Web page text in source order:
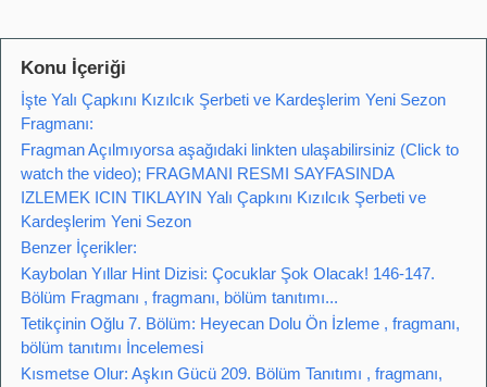
Konu İçeriği
İşte Yalı Çapkını Kızılcık Şerbeti ve Kardeşlerim Yeni Sezon
Fragmanı:
Fragman Açılmıyorsa aşağıdaki linkten ulaşabilirsiniz (Click to
watch the video); FRAGMANI RESMI SAYFASINDA
IZLEMEK ICIN TIKLAYIN Yalı Çapkını Kızılcık Şerbeti ve
Kardeşlerim Yeni Sezon
Benzer İçerikler:
Kaybolan Yıllar Hint Dizisi: Çocuklar Şok Olacak! 146-147.
Bölüm Fragmanı , fragmanı, bölüm tanıtımı...
Tetikçinin Oğlu 7. Bölüm: Heyecan Dolu Ön İzleme , fragmanı,
bölüm tanıtımı İncelemesi
Kısmetse Olur: Aşkın Gücü 209. Bölüm Tanıtımı , fragmanı,